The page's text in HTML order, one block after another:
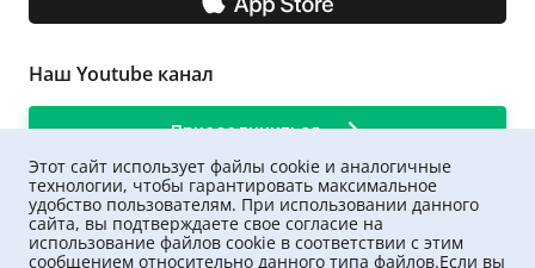
Наш Youtube канал
Присоединиться
Этот сайт использует файлы cookie и аналогичные
технологии, чтобы гарантировать максимальное
удобство пользователям. При использовании данного
сайта, вы подтверждаете свое согласие на
использование файлов cookie в соответствии с этим
сообщением относительно данного типа файлов.Если вы